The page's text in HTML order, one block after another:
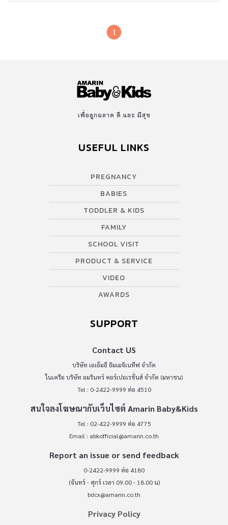
1
เพื่อลูกฉลาด ดี และ มีสุข
USEFUL LINKS
PREGNANCY
BABIES
TODDLER & KIDS
FAMILY
SCHOOL VISIT
PRODUCT & SERVICE
VIDEO
AWARDS
SUPPORT
Contact US
บริษัท เอเอ็มอี อิมเมจิเนทีฟ จำกัด
ในเครือ บริษัท อมรินทร์ คอร์เปอเรชั่นส์ จำกัด (มหาชน)
Tel : 0-2422-9999 ต่อ 4510
สนใจลงโฆษณากับเว็บไซต์ Amarin Baby&Kids
Tel : 02-422-9999 ต่อ 4775
Email : abkofficial@amarin.co.th
Report an issue or send feedback
0-2422-9999 ต่อ 4180
(จันทร์ - ศุกร์ เวลา 09.00 - 18.00 น)
bdcx@amarin.co.th
Privacy Policy